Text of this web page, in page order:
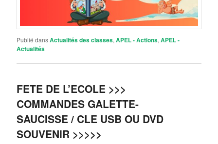
Publié dansActualités des classes,APEL - Actions,APEL -
Actualités
FETE DE L’ECOLE >>>
COMMANDES GALETTE-
SAUCISSE / CLE USB OU DVD
SOUVENIR >>>>>